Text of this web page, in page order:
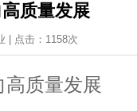
高质量发展
| 点击： 1158次
高质量发展